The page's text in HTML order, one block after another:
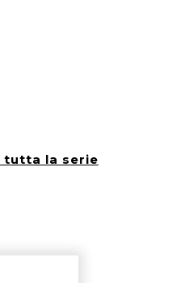
tutta la serie